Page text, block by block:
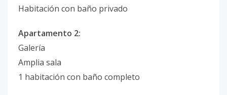
Habitación con baño privado
Apartamento 2:
Galería
Amplia sala
1 habitación con baño completo